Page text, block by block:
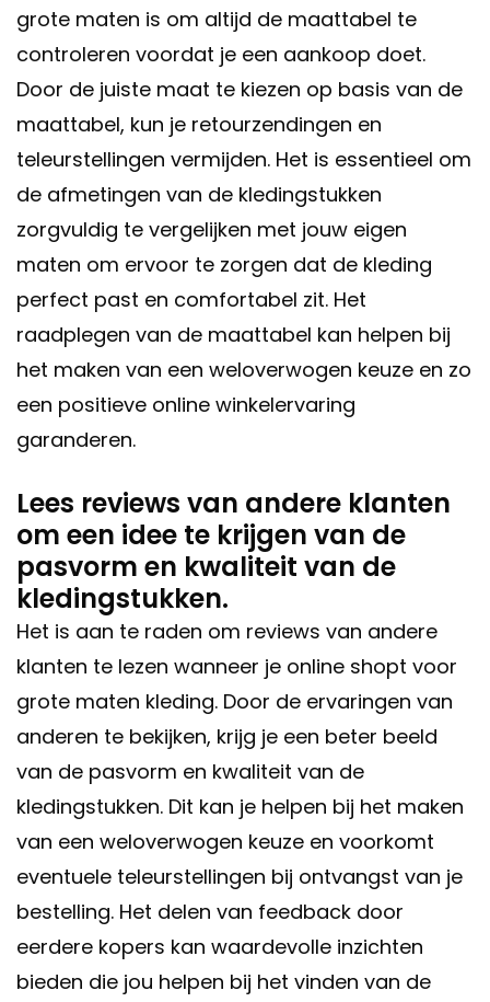
grote maten is om altijd de maattabel te
controleren voordat je een aankoop doet.
Door de juiste maat te kiezen op basis van de
maattabel, kun je retourzendingen en
teleurstellingen vermijden. Het is essentieel om
de afmetingen van de kledingstukken
zorgvuldig te vergelijken met jouw eigen
maten om ervoor te zorgen dat de kleding
perfect past en comfortabel zit. Het
raadplegen van de maattabel kan helpen bij
het maken van een weloverwogen keuze en zo
een positieve online winkelervaring
garanderen.
Lees reviews van andere klanten
om een idee te krijgen van de
pasvorm en kwaliteit van de
kledingstukken.
Het is aan te raden om reviews van andere
klanten te lezen wanneer je online shopt voor
grote maten kleding. Door de ervaringen van
anderen te bekijken, krijg je een beter beeld
van de pasvorm en kwaliteit van de
kledingstukken. Dit kan je helpen bij het maken
van een weloverwogen keuze en voorkomt
eventuele teleurstellingen bij ontvangst van je
bestelling. Het delen van feedback door
eerdere kopers kan waardevolle inzichten
bieden die jou helpen bij het vinden van de